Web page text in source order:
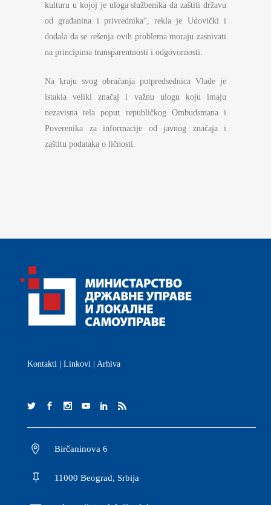
kulturu u kojoj je uloga službenika da zaštiti državu
od građanina i privrednika“, rekla je Udovički i
dodala da se rešenja ovih problema moraju zasnivati
na principima transparentnosti i odgovornosti.
Na kraju svog obraćanja potpredsednica Vlade je
istakla veliki značaj i važnu ulogu koju imaju
nezavisna tela poput republičkog Ombudsmana i
Poverenika za informacije od javnog značaja i
zaštitu podataka o ličnosti.
Kontakti Linkovi Arhiva
Birčaninova 6
11000 Beograd, Srbija